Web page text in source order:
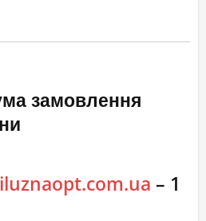
замовлення
– 1